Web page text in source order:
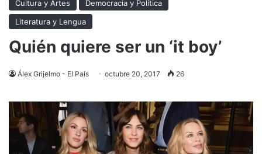
Cultura y Artes
Democracia y Política
Literatura y Lengua
Quién quiere ser un ‘it boy’
Álex Grijelmo - El País octubre 20, 2017 26